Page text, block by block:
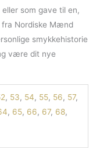
som gave til en,
fra Nordiske Mænd
smykkehistorie
være dit nye
, 53, 54, 55, 56, 57,
, 65, 66, 67, 68,